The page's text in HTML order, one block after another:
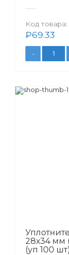
Код товара:
₽69.33
28х34 мм
(уп 100 шт)